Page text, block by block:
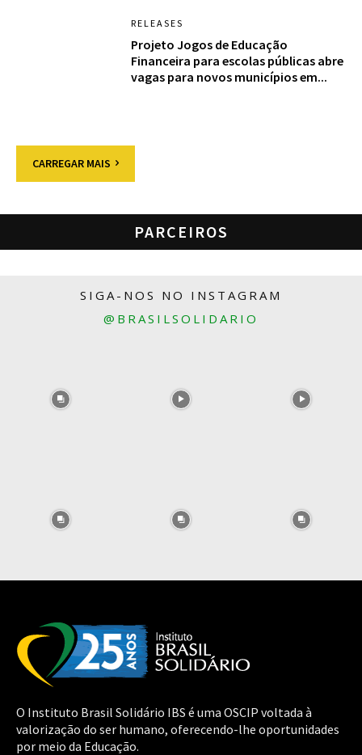
RELEASES
Projeto Jogos de Educação
Financeira para escolas públicas abre
vagas para novos municípios em...
CARREGAR MAIS
PARCEIROS
SIGA-NOS NO INSTAGRAM
@BRASILSOLIDARIO
O Instituto Brasil Solidário IBS é uma OSCIP voltada à
valorização do ser humano, oferecendo-lhe oportunidades
por meio da Educação.